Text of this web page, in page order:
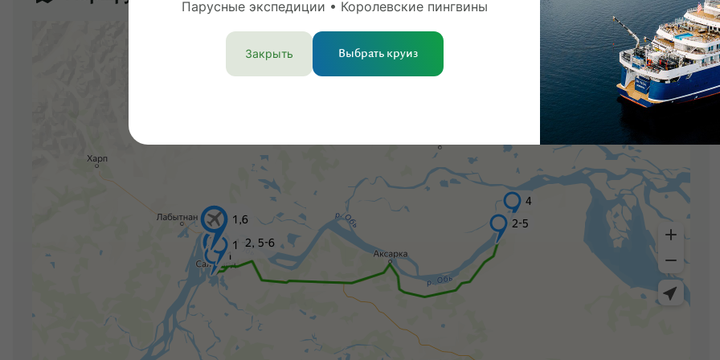
Парусные экспедиции • Королевские пингвины
Закрыть Выбрать круиз